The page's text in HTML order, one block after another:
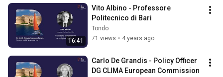
16:41
Vito Albino - Professore
Politecnico di Bari
Tondo
71 views • 4 years ago
Carlo De Grandis - Policy Officer
DG CLIMA European Commission